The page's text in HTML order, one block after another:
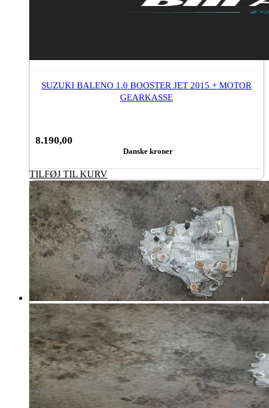
SUZUKI BALENO 1.0 BOOSTER JET 2015 + MOTOR
GEARKASSE
8.190,00
Danske kroner
TILFØJ TIL KURV